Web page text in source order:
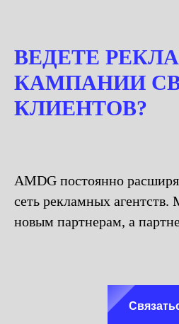
ВЕДЕТЕ
КАМПАНИИ
КЛИЕНТОВ?
AMDG постоянно
сеть рекламных агентств.
новым партнерам, а